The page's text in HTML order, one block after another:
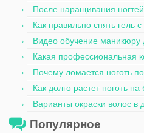
После наращивания
Как правильно снять гель
Видео обучение
Какая профессиональная
Почему ломается ноготь
Как долго растет ноготь
Варианты окраски волос в
Популярное